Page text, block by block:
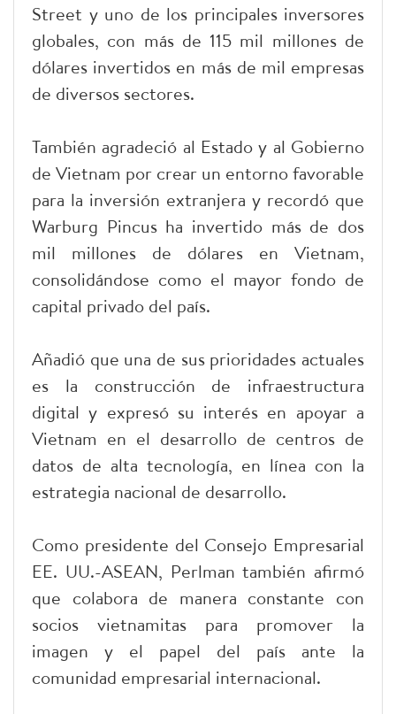
Street y uno de los principales inversores
globales, con más de 115 mil millones de
dólares invertidos en más de mil empresas
de diversos sectores.
También agradeció al Estado y al Gobierno
de Vietnam por crear un entorno favorable
para la inversión extranjera y recordó que
Warburg Pincus ha invertido más de dos
mil millones de dólares en Vietnam,
consolidándose como el mayor fondo de
capital privado del país.
Añadió que una de sus prioridades actuales
es la construcción de infraestructura
digital y expresó su interés en apoyar a
Vietnam en el desarrollo de centros de
datos de alta tecnología, en línea con la
estrategia nacional de desarrollo.
Como presidente del Consejo Empresarial
EE. UU.-ASEAN, Perlman también afirmó
que colabora de manera constante con
socios vietnamitas para promover la
imagen y el papel del país ante la
comunidad empresarial internacional.